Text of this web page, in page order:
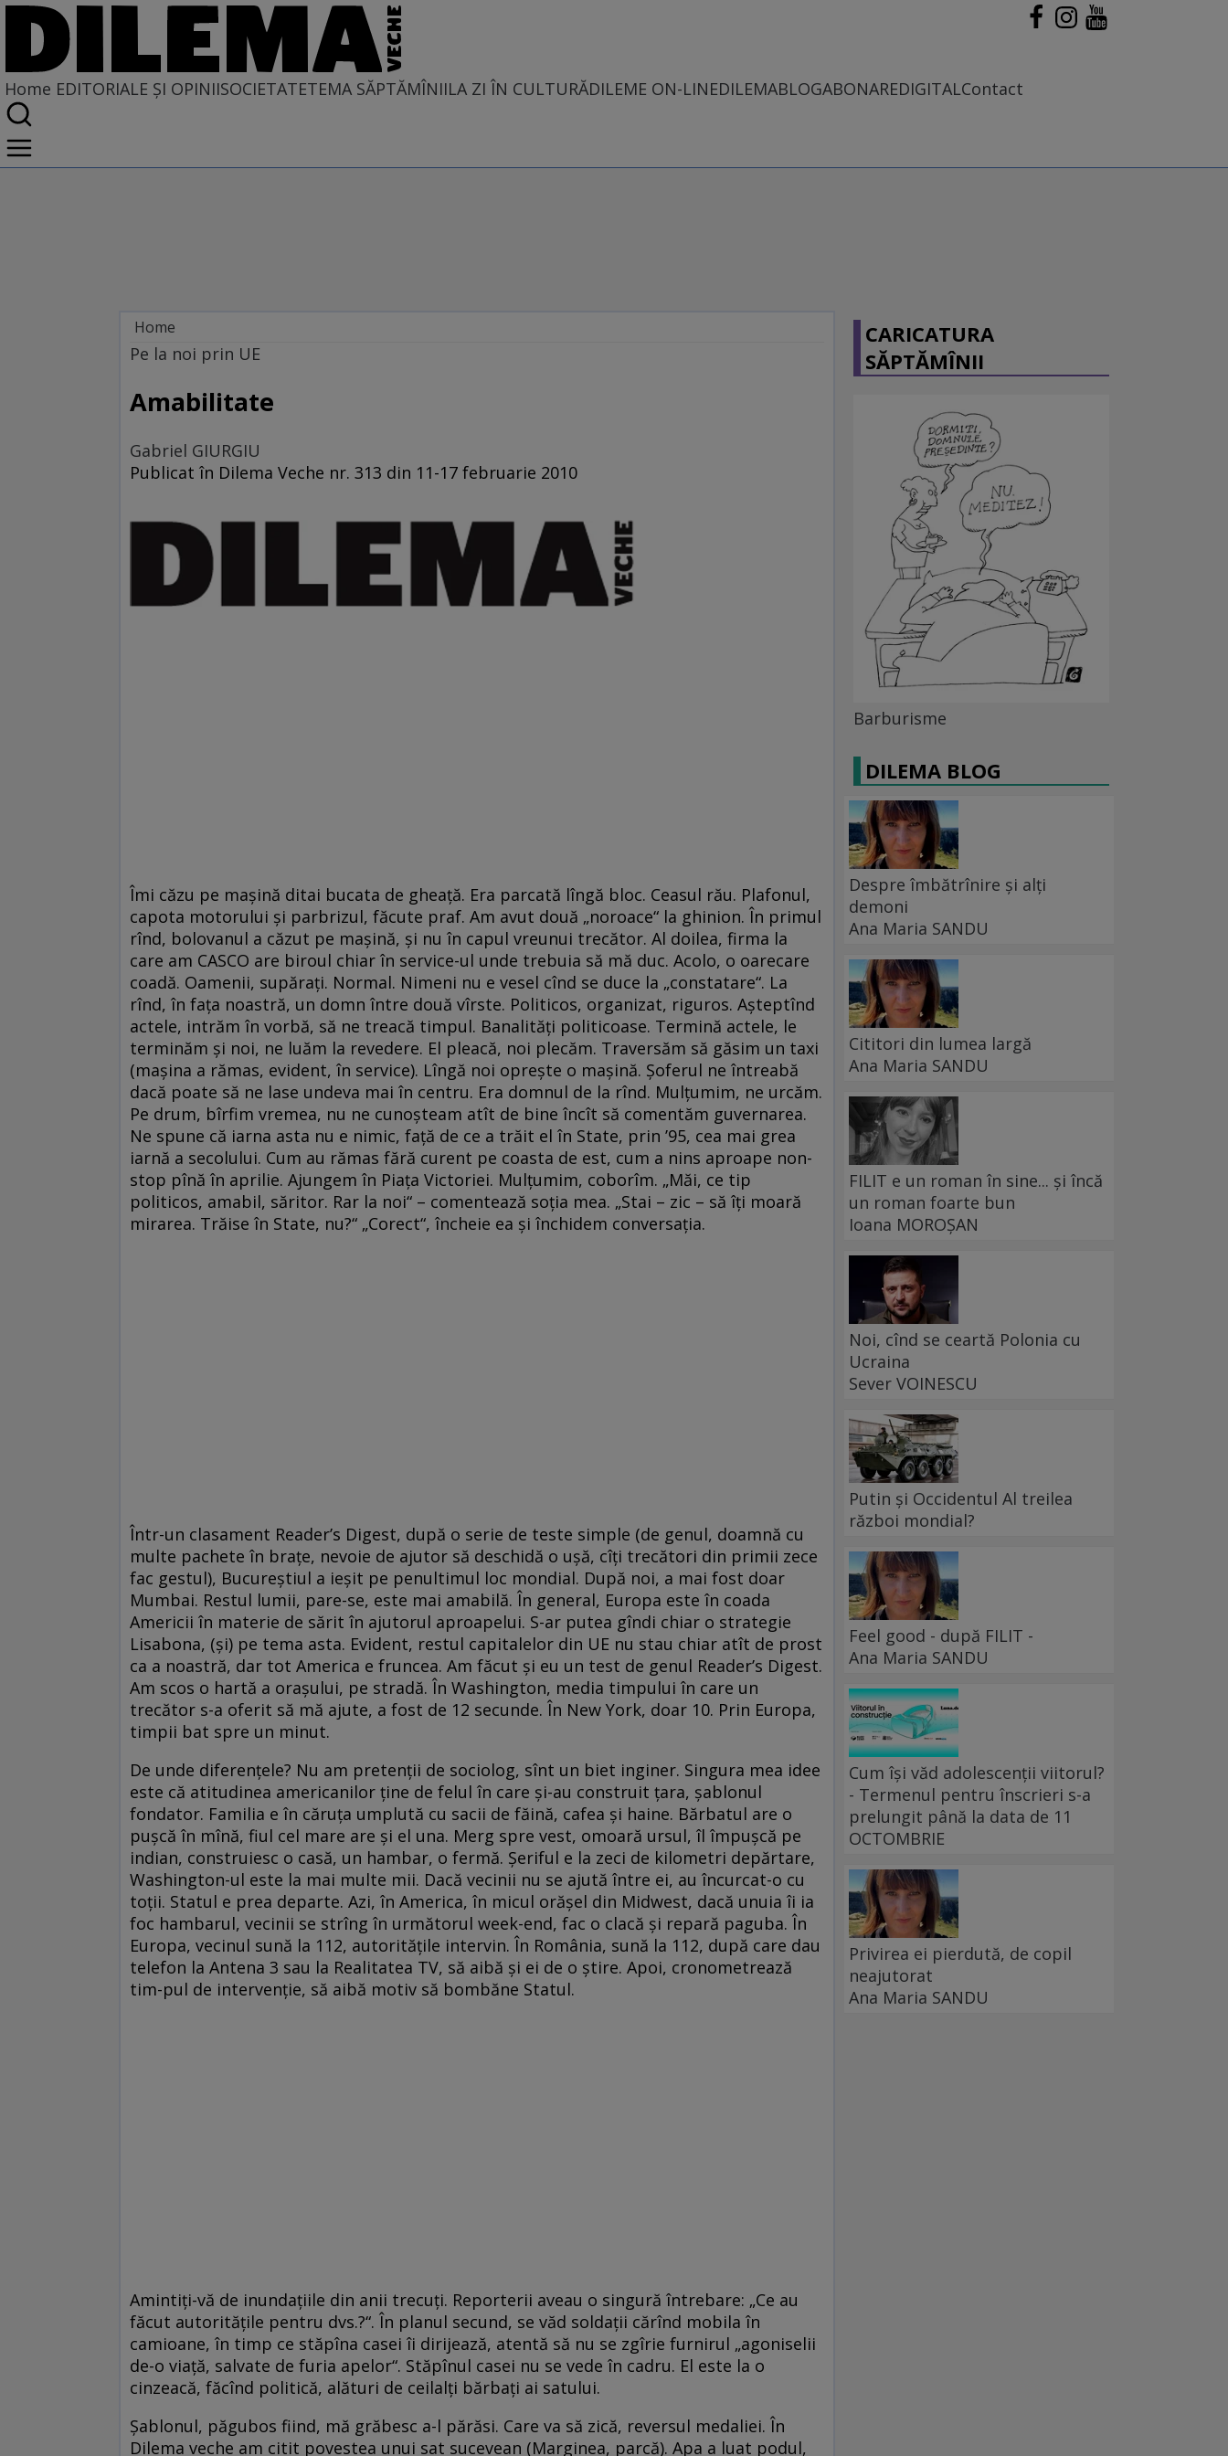
Home EDITORIALE ȘI OPINIISOCIETATETEMA SĂPTĂMÎNIILA ZI ÎN CULTURĂDILEME ON-LINEDILEMABLOGABONAREDIGITALContact
Home
EDITORIALE ȘI OPINII
PE CE LUME TRĂIM
Pe la noi prin UE
Amabilitate
Gabriel GIURGIU
Publicat în Dilema Veche nr. 313 din 11-17 februarie 2010
Îmi căzu pe maşină ditai bucata de gheaţă. Era parcată lîngă bloc. Ceasul rău. Plafonul,
capota motorului şi parbrizul, făcute praf. Am avut două „noroace“ la ghinion. În primul
rînd, bolovanul a căzut pe maşină, şi nu în capul vreunui trecător. Al doilea, firma la
care am CASCO are biroul chiar în service-ul unde trebuia să mă duc. Acolo, o oarecare
coadă. Oamenii, supăraţi. Normal. Nimeni nu e vesel cînd se duce la „constatare“. La
rînd, în faţa noastră, un domn între două vîrste. Politicos, organizat, riguros. Aşteptînd
actele, intrăm în vorbă, să ne treacă timpul. Banalităţi politicoase. Termină actele, le
terminăm şi noi, ne luăm la revedere. El pleacă, noi plecăm. Traversăm să găsim un taxi
(maşina a rămas, evident, în service). Lîngă noi opreşte o maşină. Şoferul ne întreabă
dacă poate să ne lase undeva mai în centru. Era domnul de la rînd. Mulţumim, ne urcăm.
Pe drum, bîrfim vremea, nu ne cunoşteam atît de bine încît să comentăm guvernarea.
Ne spune că iarna asta nu e nimic, faţă de ce a trăit el în State, prin ’95, cea mai grea
iarnă a secolului. Cum au rămas fără curent pe coasta de est, cum a nins aproape non-
stop pînă în aprilie. Ajungem în Piaţa Victoriei. Mulţumim, coborîm. „Măi, ce tip
politicos, amabil, săritor. Rar la noi“ – comentează soţia mea. „Stai – zic – să îţi moară
mirarea. Trăise în State, nu?“ „Corect“, încheie ea şi închidem conversaţia.
Într-un clasament Reader’s Digest, după o serie de teste simple (de genul, doamnă cu
multe pachete în braţe, nevoie de ajutor să deschidă o uşă, cîţi trecători din primii zece
fac gestul), Bucureştiul a ieşit pe penultimul loc mondial. După noi, a mai fost doar
Mumbai. Restul lumii, pare-se, este mai amabilă. În general, Europa este în coada
Americii în materie de sărit în ajutorul aproapelui. S-ar putea gîndi chiar o strategie
Lisabona, (şi) pe tema asta. Evident, restul capitalelor din UE nu stau chiar atît de prost
ca a noastră, dar tot America e fruncea. Am făcut şi eu un test de genul Reader’s Digest.
Am scos o hartă a oraşului, pe stradă. În Washington, media timpului în care un
trecător s-a oferit să mă ajute, a fost de 12 secunde. În New York, doar 10. Prin Europa,
timpii bat spre un minut.
De unde diferenţele? Nu am pretenţii de sociolog, sînt un biet inginer. Singura mea idee
este că atitudinea americanilor ţine de felul în care şi-au construit ţara, şablonul
fondator. Familia e în căruţa umplută cu sacii de făină, cafea şi haine. Bărbatul are o
puşcă în mînă, fiul cel mare are şi el una. Merg spre vest, omoară ursul, îl împuşcă pe
indian, construiesc o casă, un hambar, o fermă. Şeriful e la zeci de kilometri depărtare,
Washington-ul este la mai multe mii. Dacă vecinii nu se ajută între ei, au încurcat-o cu
toţii. Statul e prea departe. Azi, în America, în micul orăşel din Midwest, dacă unuia îi ia
foc hambarul, vecinii se strîng în următorul week-end, fac o clacă şi repară paguba. În
Europa, vecinul sună la 112, autorităţile intervin. În România, sună la 112, după care dau
telefon la Antena 3 sau la Realitatea TV, să aibă şi ei de o ştire. Apoi, cronometrează
tim-pul de intervenţie, să aibă motiv să bombăne Statul.
Amintiţi-vă de inundaţiile din anii trecuţi. Reporterii aveau o singură întrebare: „Ce au
făcut autorităţile pentru dvs.?“. În planul secund, se văd soldaţii cărînd mobila în
camioane, în timp ce stăpîna casei îi dirijează, atentă să nu se zgîrie furnirul „agoniselii
de-o viaţă, salvate de furia apelor“. Stăpînul casei nu se vede în cadru. El este la o
cinzeacă, făcînd politică, alături de ceilalţi bărbaţi ai satului.
Şablonul, păgubos fiind, mă grăbesc a-l părăsi. Care va să zică, reversul medaliei. În
Dilema veche am citit povestea unui sat sucevean (Marginea, parcă). Apa a luat podul,
CARICATURA
SĂPTĂMÎNII
Barburisme
DILEMA BLOG
Despre îmbătrînire și alți
demoni
Ana Maria SANDU
Cititori din lumea largă
Ana Maria SANDU
FILIT e un roman în sine... și încă
un roman foarte bun
Ioana MOROȘAN
Noi, cînd se ceartă Polonia cu
Ucraina
Sever VOINESCU
Putin și Occidentul Al treilea
război mondial?
Feel good - după FILIT -
Ana Maria SANDU
Cum își văd adolescenții viitorul?
- Termenul pentru înscrieri s-a
prelungit până la data de 11
OCTOMBRIE
Privirea ei pierdută, de copil
neajutorat
Ana Maria SANDU